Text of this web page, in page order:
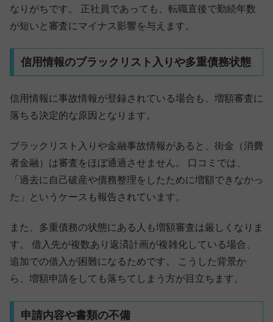
なりがちです。 正社員であっても、転職直後で勤続年数
が短いと審査にマイナス影響を与えます。
信用情報のブラックリスト入りや多重債務状態
信用情報に事故情報が登録されている場合も、増額審査に
落ちる決定的な原因となります。
ブラックリスト入りや金融事故情報があると、街金（消費
者金融）は審査をほぼ通過させません。 口コミでは、
「過去に自己破産や債務整理をしたために増額できなかっ
た」というケースも報告されています。
また、多重債務の状態にある人も増額審査は厳しくなりま
す。 借入先が複数あり返済計画が複雑化している場合、
追加での借入が困難になるためです。 こうした背景か
ら、増額申請をしても落ちてしまう方が目立ちます。
申請内容や書類の不備